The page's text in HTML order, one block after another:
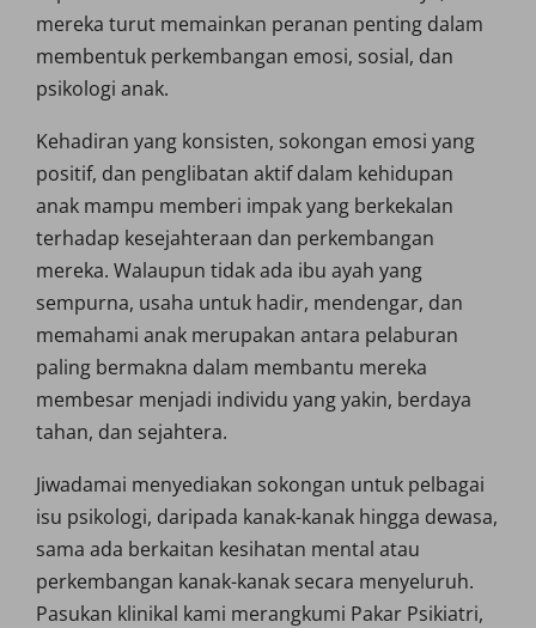
mereka turut memainkan peranan penting dalam
membentuk perkembangan emosi, sosial, dan
psikologi anak.
Kehadiran yang konsisten, sokongan emosi yang
positif, dan penglibatan aktif dalam kehidupan
anak mampu memberi impak yang berkekalan
terhadap kesejahteraan dan perkembangan
mereka. Walaupun tidak ada ibu ayah yang
sempurna, usaha untuk hadir, mendengar, dan
memahami anak merupakan antara pelaburan
paling bermakna dalam membantu mereka
membesar menjadi individu yang yakin, berdaya
tahan, dan sejahtera.
Jiwadamai menyediakan sokongan untuk pelbagai
isu psikologi, daripada kanak-kanak hingga dewasa,
sama ada berkaitan kesihatan mental atau
perkembangan kanak-kanak secara menyeluruh.
Pasukan klinikal kami merangkumi Pakar Psikiatri,